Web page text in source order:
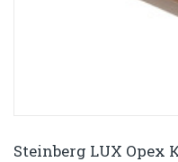
Steinberg LUX Орех